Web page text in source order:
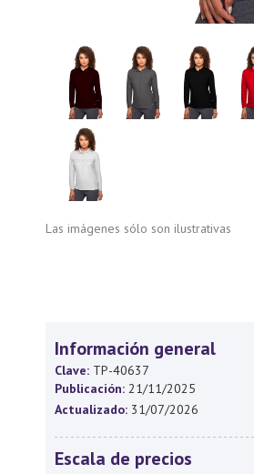
Las imágenes sólo son ilustrativas
Información general
Clave: TP-40637
Publicación: 21/11/2025
Actualizado: 31/07/2026
Escala de precios